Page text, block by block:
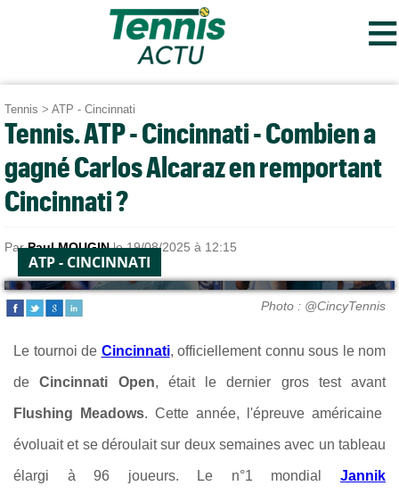
≡
Tennis > ATP - Cincinnati
Tennis. ATP - Cincinnati - Combien a
gagné Carlos Alcaraz en remportant
Cincinnati ?
ParPaul MOUGINle 19/08/2025 à 12:15
ATP - CINCINNATI
Photo : @CincyTennis
Le tournoi de Cincinnati, officiellement connu sous le nom
de Cincinnati Open, était ledernier gros test avant
Flushing Meadows. Cette année, l'épreuve américaine
évoluait et se déroulait sur deux semaines avec un tableau
élargi à 96 joueurs. Le n°1 mondial Jannik